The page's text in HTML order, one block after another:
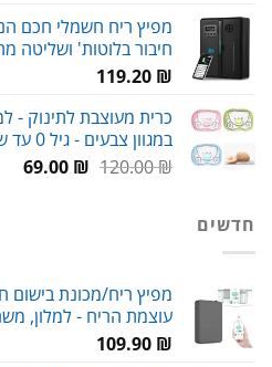
היה:
80.00 ₪.
הוא:
₪.
מפיץ ריח חשמלי חכם
חיבור בלוטות' ושליטה
119.20 ₪
כרית מעוצבת לתינוק -
במגוון צבעים - גיל 0 עד שנה
120.00₪
המחיר69.00 ₪
חדשים
מפיץ ריח/מכונת
עוצמת הריח - למלון,
109.90 ₪